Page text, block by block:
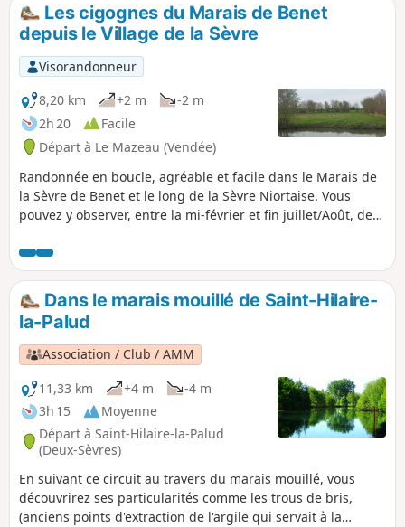
Les cigognes du Marais de Benet
depuis le Village de la Sèvre
Visorandonneur
8,20 km
+2 m
-2 m
2h 20
Facile
Départ à Le Mazeau (Vendée)
Randonnée en boucle, agréable et facile dans le Marais de
la Sèvre de Benet et le long de la Sèvre Niortaise. Vous
pouvez y observer, entre la mi-février et fin juillet/Août, des
parcours. Pensez à prendre des jumelles pour pouvoir les
observer de loin sans les déranger. Vous marchez sur route,
chemin herbeux ou gravillonné, dans des paysages
typiques du Marais Poitevin. Ce circuit, en hiver, peut ne
pas être praticable, car inondé, s'il y a de longues périodes
de pluies consécutives.
Dans le marais mouillé de Saint-Hilaire-
la-Palud
Association / Club / AMM
11,33 km
+4 m
-4 m
3h 15
Moyenne
Départ à Saint-Hilaire-la-Palud
(Deux-Sèvres)
En suivant ce circuit au travers du marais mouillé, vous
découvrirez ses particularités comme les trous de bris,
(anciens points d'extraction de l'argile qui servait à la